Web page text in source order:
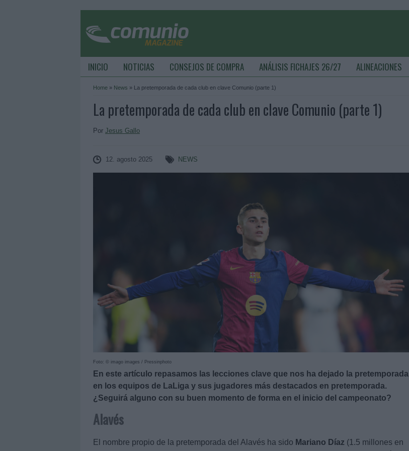
INICIO NOTICIAS CONSEJOS DE COMPRA ANÁLISIS FICHAJES 26/27 ALINEACIONES
Home » News » La pretemporada de cada club en clave Comunio (parte 1)
La pretemporada de cada club en clave Comunio (parte 1)
Por Jesus Gallo
12. agosto 2025 NEWS
Foto: © imago images / Pressinphoto
En este artículo repasamos las lecciones clave que nos ha dejado la pretemporada
en los equipos de LaLiga y sus jugadores más destacados en pretemporada.
¿Seguirá alguno con su buen momento de forma en el inicio del campeonato?
Alavés
El nombre propio de la pretemporada del Alavés ha sido Mariano Díaz (1.5 millones en